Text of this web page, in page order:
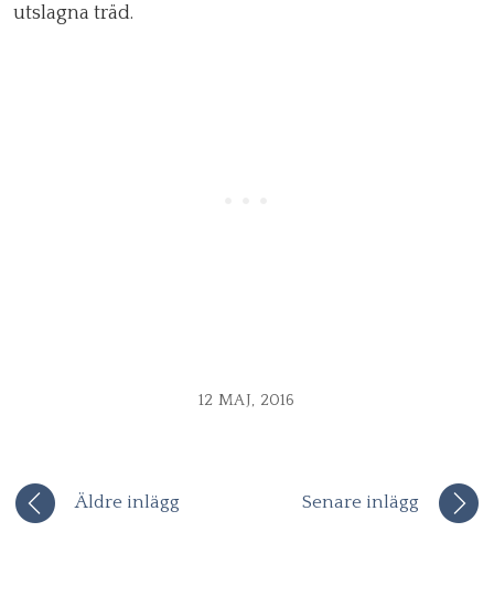
utslagna träd.
12 MAJ, 2016
Äldre inlägg Senare inlägg